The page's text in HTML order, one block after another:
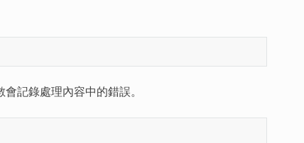
記錄處理內容中的錯誤。